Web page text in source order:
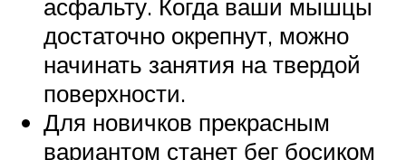
асфальту. Когда ваши мышцы
достаточно окрепнут, можно
начинать занятия на твердой
поверхности.
Для новичков прекрасным
вариантом станет бег босиком